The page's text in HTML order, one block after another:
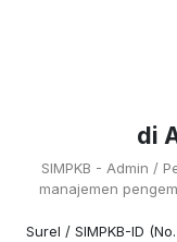
di
SIMPKB - Admin /
manajemen
Surel / SIMPKB-ID (No.